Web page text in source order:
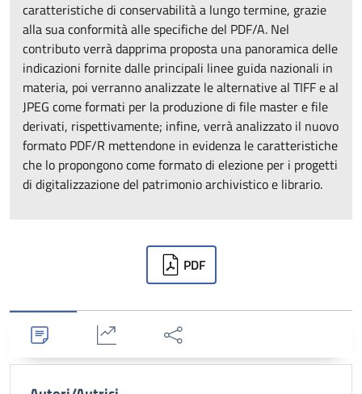
caratteristiche di conservabilità a lungo termine, grazie
alla sua conformità alle specifiche del PDF/A. Nel
contributo verrà dapprima proposta una panoramica delle
indicazioni fornite dalle principali linee guida nazionali in
materia, poi verranno analizzate le alternative al TIFF e al
JPEG come formati per la produzione di file master e file
derivati, rispettivamente; infine, verrà analizzato il nuovo
formato PDF/R mettendone in evidenza le caratteristiche
che lo propongono come formato di elezione per i progetti
di digitalizzazione del patrimonio archivistico e librario.
PDF
Dettagli Statistiche Condividi